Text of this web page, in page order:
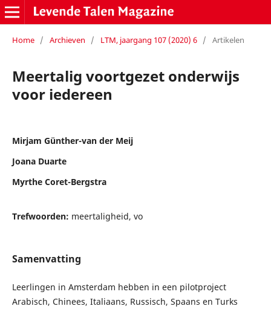
Home / Archieven / LTM, jaargang 107 (2020) 6 / Artikelen
Meertalig voortgezet onderwijs
voor iedereen
Mirjam Günther-van der Meij
Joana Duarte
Myrthe Coret-Bergstra
Trefwoorden: meertaligheid, vo
Samenvatting
Leerlingen in Amsterdam hebben in een pilotproject
Arabisch, Chinees, Italiaans, Russisch, Spaans en Turks